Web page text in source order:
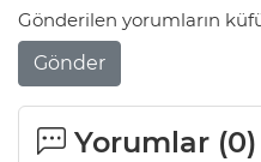
Gönderilen yorumların
Gönder
Yorumlar (0)